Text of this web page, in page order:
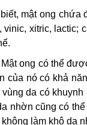
mật ong chứa
vinic, xitric, lactic;
Mật ong có thể
của nó có khả
da có
nhờn cũng có
làm khô da